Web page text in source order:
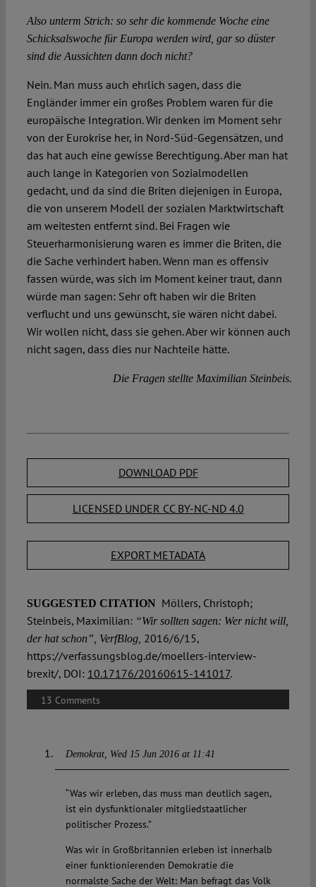
Also unterm Strich: so sehr die kommende Woche eine
Schicksalswoche für Europa werden wird, gar so düster
sind die Aussichten dann doch nicht?
Nein. Man muss auch ehrlich sagen, dass die
Engländer immer ein großes Problem waren für die
europäische Integration. Wir denken im Moment sehr
von der Eurokrise her, in Nord-Süd-Gegensätzen, und
das hat auch eine gewisse Berechtigung. Aber man hat
auch lange in Kategorien von Sozialmodellen
gedacht, und da sind die Briten diejenigen in Europa,
die von unserem Modell der sozialen Marktwirtschaft
am weitesten entfernt sind. Bei Fragen wie
Steuerharmonisierung waren es immer die Briten, die
die Sache verhindert haben. Wenn man es offensiv
fassen würde, was sich im Moment keiner traut, dann
würde man sagen: Sehr oft haben wir die Briten
verflucht und uns gewünscht, sie wären nicht dabei.
Wir wollen nicht, dass sie gehen. Aber wir können auch
nicht sagen, dass dies nur Nachteile hätte.
Die Fragen stellte Maximilian Steinbeis.
DOWNLOAD PDF
LICENSED UNDER CC BY-NC-ND 4.0
EXPORT METADATA
SUGGESTED CITATION Möllers, Christoph;
Steinbeis, Maximilian: “Wir sollten sagen: Wer nicht will,
der hat schon”, VerfBlog, 2016/6/15,
https://verfassungsblog.de/moellers-interview-
brexit/, DOI: 10.17176/20160615-141017.
13 Comments
Demokrat Wed 15 Jun 2016 at 11:41
“Was wir erleben, das muss man deutlich sagen,
ist ein dysfunktionaler mitgliedstaatlicher
politischer Prozess.”
Was wir in Großbritannien erleben ist innerhalb
einer funktionierenden Demokratie die
normalste Sache der Welt: Man befragt das Volk